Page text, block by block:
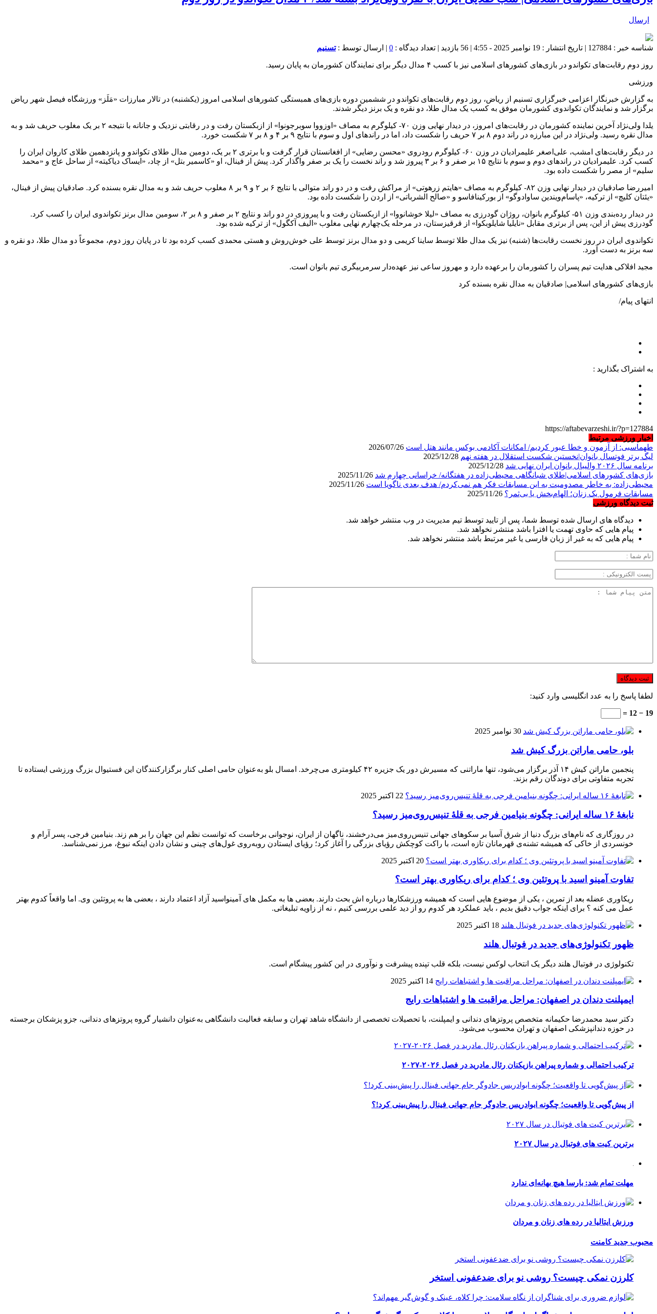
ارسال
شناسه خبر : 127884 | تاریخ انتشار : 19 نوامبر 2025 - 4:55 | 56 بازدید | تعداد دیدگاه : 0 | ارسال توسط :تسنیم
روز دوم رقابت‌های تکواندو در بازی‌های کشورهای اسلامی نیز با کسب ۴ مدال دیگر برای نمایندگان کشورمان به پایان رسید.
ورزشی
به گزارش خبرنگار اعزامی خبرگزاری تسنیم از ریاض، روز دوم رقابت‌های تکواندو در ششمین دوره بازی‌های همبستگی کشورهای اسلامی امروز (یکشنبه) در تالار مبارزات «مَلَز» ورزشگاه فیصل شهر ریاض
برگزار شد و نمایندگان تکواندوی کشورمان موفق به کسب یک مدال طلا، دو نقره و یک برنز دیگر شدند.
یلدا ولی‌نژاد آخرین نماینده کشورمان در رقابت‌های امروز، در دیدار نهایی وزن ۷۰- کیلوگرم به مصاف «اوزووا سوبرجونوا» از ازبکستان رفت و در رقابتی نزدیک و جانانه با نتیجه ۲ بر یک مغلوب حریف شد و به
مدال نقره رسید. ولی‌نژاد در این مبارزه در راند دوم ۸ بر ۷ حریف را شکست داد، اما در راندهای اول و سوم با نتایج ۹ بر ۴ و ۸ بر ۷ شکست خورد.
در دیگر رقابت‌های امشب، علی‌اصغر علیمرادیان در وزن ۶۰- کیلوگرم رودروی «محسن رضایی» از افغانستان قرار گرفت و با برتری ۲ بر یک، دومین مدال طلای تکواندو و پانزدهمین طلای کاروان ایران را
کسب کرد. علیمرادیان در راندهای دوم و سوم با نتایج ۱۵ بر صفر و ۶ بر ۳ پیروز شد و راند نخست را یک بر صفر واگذار کرد. پیش از فینال، او «کاسمیر بتل» از چاد، «ایساک دیاکیته» از ساحل عاج و «محمد
سلیم» از مصر را شکست داده بود.
امیررضا صادقیان در دیدار نهایی وزن ۸۲- کیلوگرم به مصاف «هایتم زرهوتی» از مراکش رفت و در دو راند متوالی با نتایج ۶ بر ۲ و ۹ بر ۸ مغلوب حریف شد و به مدال نقره بسنده کرد. صادقیان پیش از فینال،
«یئتان کلیچ» از ترکیه، «پاسام‌ویندین ساوادوگو» از بورکینافاسو و «صالح الشرباتی» از اردن را شکست داده بود.
در دیدار رده‌بندی وزن ۵۱- کیلوگرم بانوان، روژان گودرزی به مصاف «لیلا خوشانووا» از ازبکستان رفت و با پیروزی در دو راند و نتایج ۲ بر صفر و ۸ بر ۲، سومین مدال برنز تکواندوی ایران را کسب کرد.
گودرزی پیش از این، پس از برتری مقابل «نایلیا شایلوبکوا» از قرقیزستان، در مرحله یک‌چهارم نهایی مغلوب «الیف آکگول» از ترکیه شده بود.
تکواندوی ایران در روز نخست رقابت‌ها (شنبه) نیز یک مدال طلا توسط ساینا کریمی و دو مدال برنز توسط علی خوش‌روش و هستی محمدی کسب کرده بود تا در پایان روز دوم، مجموعاً دو مدال طلا، دو نقره و
سه برنز به دست آورد.
مجید افلاکی هدایت تیم پسران را کشورمان را برعهده دارد و مهروز ساعی نیز عهده‌دار سرمربیگری تیم بانوان است.
بازی‌های کشورهای اسلامی| صادقیان به مدال نقره بسنده کرد
انتهای پیام/
به اشتراک بگذارید :
https://aftabevarzeshi.ir/?p=127884
اخبار ورزشی مرتبط
طهماسبی: از آزمون و خطا عبور کردیم/ امکانات آکادمی بوکس مانند هتل است
لیگ برتر فوتسال بانوان|نخستین شکست استقلال در هفته نهم
برنامه سال ۲۰۲۶ والیبال بانوان ایران نهایی شد
بازی‌های کشورهای اسلامی|طلای شبانگاهی محیطی‌زاده در هفتگانه/ خراسانی چهارم شد
محیطی‌زاده: به خاطر مصدومیت به این مسابقات فکر هم نمی‌کردم/ هدف بعدی ناگویا است
مسابقات فرمول یک زنان؛ الهام‌بخش یا بی‌ثمر؟
ثبت دیدگاه ورزشی
دیدگاه های ارسال شده توسط شما، پس از تایید توسط تیم مدیریت در وب منتشر خواهد شد.
پیام هایی که حاوی تهمت یا افترا باشد منتشر نخواهد شد.
پیام هایی که به غیر از زبان فارسی یا غیر مرتبط باشد منتشر نخواهد شد.
لطفا پاسخ را به عدد انگلیسی وارد کنید:
19 − 12 =
30 نوامبر 2025
بلو، حامی ماراتن بزرگ کیش شد
پنجمین ماراتن کیش ۱۴ آذر برگزار می‌شود، تنها ماراتنی که مسیرش دور یک جزیره ۴۲ کیلومتری می‌چرخد. امسال بلو به‌عنوان حامی اصلی کنار برگزارکنندگان این فستیوال بزرگ ورزشی ایستاده تا
تجربه متفاوتی برای دوندگان رقم بزند.
22 اکتبر 2025
نابغهٔ ۱۶ ساله ایرانی: چگونه بنیامین فرجی به قلهٔ تنیس‌روی‌میز رسید؟
در روزگاری که نام‌های بزرگ دنیا از شرق آسیا بر سکوهای جهانی تنیس‌روی‌میز می‌درخشند، ناگهان از ایران، نوجوانی برخاست که توانست نظم این جهان را بر هم زند. بنیامین فرجی، پسر آرام و
خونسردی از خاکی که همیشه تشنه‌ی قهرمانان تازه است، با راکت کوچکش رؤیای بزرگی را آغاز کرد؛ رؤیای ایستادن روبه‌روی غول‌های چینی و نشان دادن اینکه نبوغ، مرز نمی‌شناسد.
20 اکتبر 2025
تفاوت آمینو اسید با پروتئین وی ؛ کدام برای ریکاوری بهتر است؟
ریکاوری عضله بعد از تمرین ، یکی از موضوع‌ هایی‌ است که همیشه ورزشکارها درباره‌ اش بحث دارند. بعضی‌ ها به مکمل‌ های آمینواسید آزاد اعتماد دارند ، بعضی‌ ها به پروتئین وی. اما واقعاً کدوم بهتر
عمل می‌ کنه ؟ برای اینکه جواب دقیق بدیم ، باید عملکرد هر کدوم رو از دید علمی بررسی کنیم ، نه از زاویه تبلیغاتی.
18 اکتبر 2025
ظهور تکنولوژی‌های جدید در فوتبال هلند
تکنولوژی در فوتبال هلند دیگر یک انتخاب لوکس نیست، بلکه قلب تپنده پیشرفت و نوآوری در این کشور پیشگام است.
14 اکتبر 2025
ایمپلنت دندان در اصفهان: مراحل مراقبت ها و اشتباهات رایج
دکتر سید محمدرضا حکیمانه متخصص پروتزهای دندانی و ایمپلنت، با تحصیلات تخصصی از دانشگاه شاهد تهران و سابقه فعالیت دانشگاهی به‌عنوان دانشیار گروه پروتزهای دندانی، جزو پزشکان برجسته
در حوزه دندانپزشکی اصفهان و تهران محسوب می‌شود.
ترکیب احتمالی و شماره پیراهن بازیکنان رئال مادرید در فصل ۲۰۲۶-۲۰۲۷
از پیش‌گویی تا واقعیت؛ چگونه ابوادریس جادوگر جام جهانی فینال را پیش‌بینی کرد!؟
برترین کیت های فوتبال در سال ۲۰۲۷
مهلت تمام شد: بارسا هیچ بهانه‌‌ای ندارد
ورزش ایتالیا در رده های زنان و مردان
محبوب جدیدکامنت
کلرزن نمکی چیست؟ روشی نو برای ضدعفونی استخر